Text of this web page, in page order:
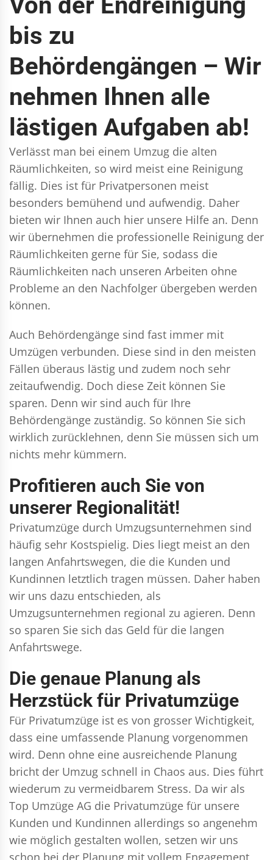
bis zu
Behördengängen – Wir
nehmen Ihnen alle
lästigen Aufgaben ab!
Verlässt man bei einem Umzug die alten
Räumlichkeiten, so wird meist eine Reinigung
fällig. Dies ist für Privatpersonen meist
besonders bemühend und aufwendig. Daher
bieten wir Ihnen auch hier unsere Hilfe an. Denn
wir übernehmen die professionelle Reinigung der
Räumlichkeiten gerne für Sie, sodass die
Räumlichkeiten nach unseren Arbeiten ohne
Probleme an den Nachfolger übergeben werden
können.
Auch Behördengänge sind fast immer mit
Umzügen verbunden. Diese sind in den meisten
Fällen überaus lästig und zudem noch sehr
zeitaufwendig. Doch diese Zeit können Sie
sparen. Denn wir sind auch für Ihre
Behördengänge zuständig. So können Sie sich
wirklich zurücklehnen, denn Sie müssen sich um
nichts mehr kümmern.
Profitieren auch Sie von
unserer Regionalität!
Privatumzüge durch Umzugsunternehmen sind
häufig sehr Kostspielig. Dies liegt meist an den
langen Anfahrtswegen, die die Kunden und
Kundinnen letztlich tragen müssen. Daher haben
wir uns dazu entschieden, als
Umzugsunternehmen regional zu agieren. Denn
so sparen Sie sich das Geld für die langen
Anfahrtswege.
Die genaue Planung als
Herzstück für Privatumzüge
Für Privatumzüge ist es von grosser Wichtigkeit,
dass eine umfassende Planung vorgenommen
wird. Denn ohne eine ausreichende Planung
bricht der Umzug schnell in Chaos aus. Dies führt
wiederum zu vermeidbarem Stress. Da wir als
Top Umzüge AG die Privatumzüge für unsere
Kunden und Kundinnen allerdings so angenehm
wie möglich gestalten wollen, setzen wir uns
schon bei der Planung mit vollem Engagement